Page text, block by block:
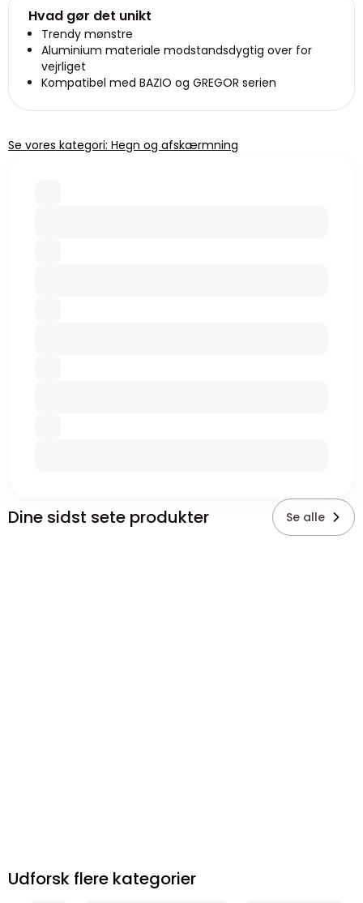
Hvad gør det unikt
Trendy mønstre
Aluminium materiale modstandsdygtig over for
vejrliget
Kompatibel med BAZIO og GREGOR serien
Se vores kategori: Hegn og afskærmning
Dine sidst sete produkter Se alle
Udforsk flere kategorier